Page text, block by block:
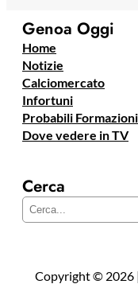
Genoa Oggi
Home
Notizie
Calciomercato
Infortuni
Probabili Formazioni
Dove vedere in TV
Cerca
Copyright © 2026 |